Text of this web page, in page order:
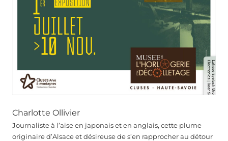
Charlotte Ollivier
Journaliste à l’aise en japonais et en anglais, cette plume
originaire d’Alsace et désireuse de s’en rapprocher au détour